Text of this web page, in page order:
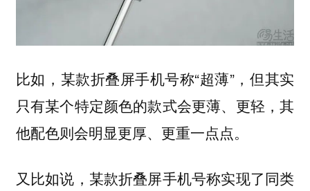
比如，某款折叠屏手机号称“超薄”，但其实
只有某个特定颜色的款式会更薄、更轻，其
他配色则会明显更厚、更重一点点。
又比如说，某款折叠屏手机号称实现了同类